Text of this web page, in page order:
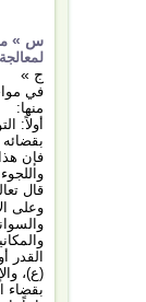
س »
ج »
في
منها:
أولاً:
فإن
قال
وعلى
القدر
(ع)،
بقضاء